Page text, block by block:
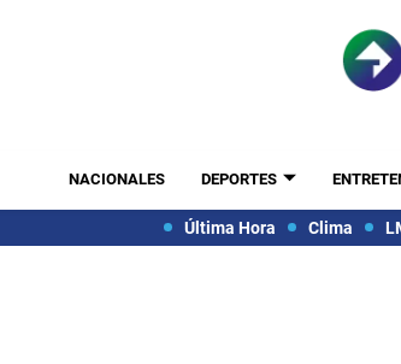
NACIONALES DEPORTES
Última Hora Clima